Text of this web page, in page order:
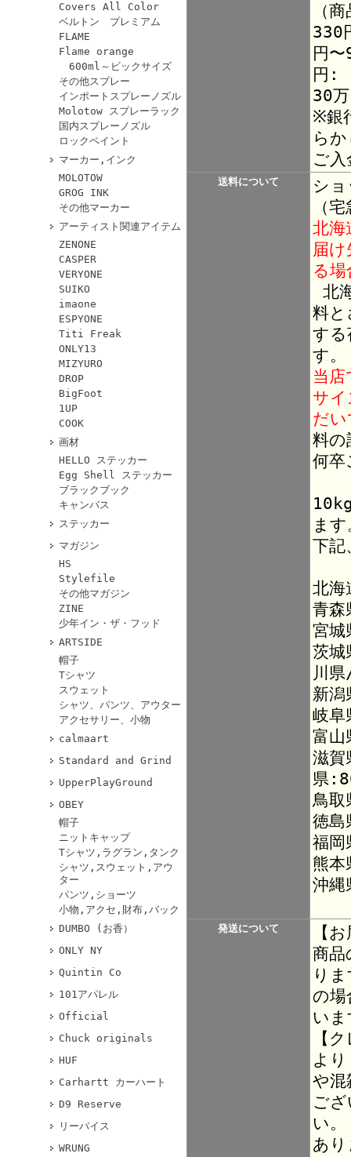
Covers All Color
ベルトン プレミアム
FLAME
Flame orange
600ml～ビックサイズ
その他スプレー
インポートスプレーノズル
Molotow スプレーラック
国内スプレーノズル
ロックペイント
マーカー,インク
MOLOTOW
GROG INK
その他マーカー
アーティスト関連アイテム
ZENONE
CASPER
VERYONE
SUIKO
imaone
ESPYONE
Titi Freak
ONLY13
MIZYURO
DROP
BigFoot
1UP
COOK
画材
HELLO ステッカー
Egg Shell ステッカー
ブラックブック
キャンバス
ステッカー
マガジン
HS
Stylefile
その他マガジン
ZINE
少年イン・ザ・フッド
ARTSIDE
帽子
Tシャツ
スウェット
シャツ、パンツ、アウター
アクセサリー、小物
calmaart
Standard and Grind
UpperPlayGround
OBEY
帽子
ニットキャップ
Tシャツ,ラグラン,タンク
シャツ,スウェット,アウ
ター
パンツ,ショーツ
小物,アクセ,財布,バック
DUMBO (お香）
ONLY NY
Quintin Co
101アパレル
Official
Chuck originals
HUF
Carhartt カーハート
D9 Reserve
リーバイス
WRUNG
（
330
円
円:
30
※銀
ら
ご
送料について
シ
（
北海
届
る
北
料と
する
す。
当
サ
だ
料の
何卒
ま
下記
北海
青
宮
茨
川
新
岐
富
滋
県
鳥
徳
福
熊
沖縄
発送について
【
商品
り
の場
い
【
よ
や混
ご
い
あ